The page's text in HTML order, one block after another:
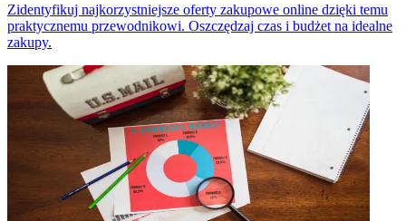
Zidentyfikuj najkorzystniejsze oferty zakupowe online dzięki temu
praktycznemu przewodnikowi. Oszczędzaj czas i budżet na idealne
zakupy.